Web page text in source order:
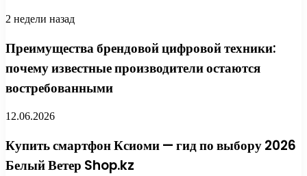
2 недели назад
Преимущества брендовой цифровой техники:
почему известные производители остаются
востребованными
12.06.2026
Купить смартфон Ксиоми — гид по выбору 2026
Белый Ветер Shop.kz